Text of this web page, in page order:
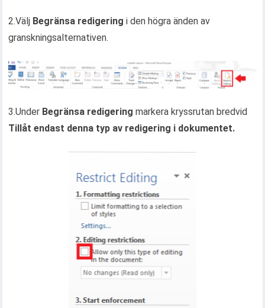
2.Välj Begränsa redigering i den högra änden av
granskningsalternativen.
3.Under Begränsa redigering markera kryssrutan bredvid
Tillåt endast denna typ av redigering i dokumentet.